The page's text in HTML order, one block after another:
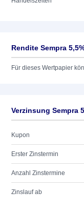
Rendite Sempra
Für dieses Wertpapier
Verzinsung Sempra
Kupon
Erster Zinstermin
Anzahl Zinstermine
Zinslauf ab